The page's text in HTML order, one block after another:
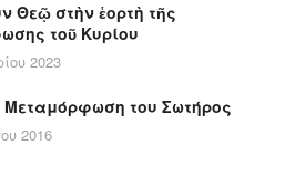
Θεῷ στὴν ἑορτὴ τῆς
τοῦ Κυρίου
2023
Μεταμόρφωση του Σωτήρος
2016